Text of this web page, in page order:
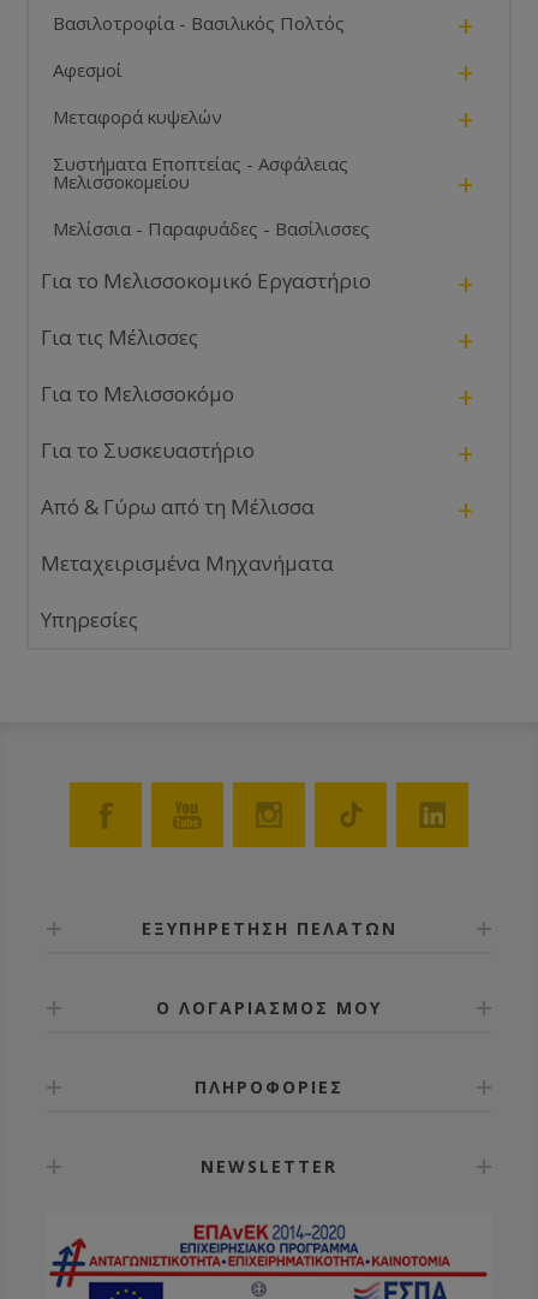
Βασιλοτροφία - Βασιλικός Πολτός +
Αφεσμοί +
Μεταφορά κυψελών +
Συστήματα Εποπτείας - Ασφάλειας
Μελισσοκομείου +
Μελίσσια - Παραφυάδες - Βασίλισσες
Για το Μελισσοκομικό Εργαστήριο +
Για τις Μέλισσες +
Για το Μελισσοκόμο +
Για το Συσκευαστήριο +
Από & Γύρω από τη Μέλισσα +
Μεταχειρισμένα Μηχανήματα
Υπηρεσίες
ΕΞΥΠΗΡΕΤΗΣΗ ΠΕΛΑΤΩΝ
Ο ΛΟΓΑΡΙΑΣΜΟΣ ΜΟΥ
ΠΛΗΡΟΦΟΡΙΕΣ
NEWSLETTER